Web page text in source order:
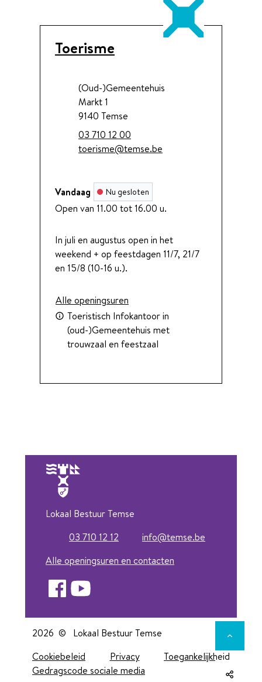
Contact
Toerisme
(Oud-)Gemeentehuis
Markt 1
,9140 Temse
03 710 12 00
E-mailtoerisme@temse.be
Toeristisch Infokantoor in
(oud-)Gemeentehuis met
trouwzaal en feestzaal
Vandaag Nu gesloten
Open van 11.00 tot 16.00 u.
In juli en augustus open in het
weekend + op feestdagen 11/7, 21/7
en 15/8 (10-16 u.).
Alle openingsuren
Lokaal Bestuur Temse
03 710 12 12
E-mail info@temse.be
Alle openingsuren en contacten
FacebookYouTube
2026 © Lokaal Bestuur Temse
Cookiebeleid
Privacy
Toegankelijkheid
Gedragscode sociale media
Naar
Deel